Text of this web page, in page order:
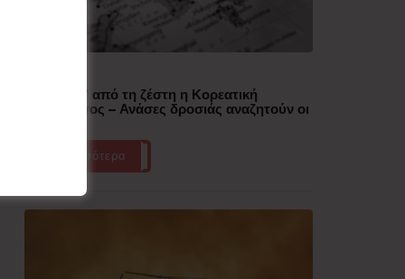
“Έλιωσε” από τη ζέστη η Κορεατική
Χερσόνησος – Ανάσες δροσιάς αναζητούν οι
Περισσότερα